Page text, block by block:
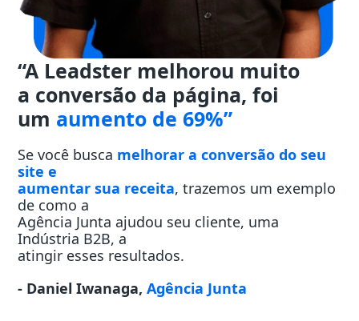
“A Leadster melhorou muito
a conversão da página, foi
um aumento de 69%”
Se você busca melhorar a conversão do seu
site e
aumentar sua receita, trazemos um exemplo
de como a
Agência Junta ajudou seu cliente, uma
Indústria B2B, a
atingir esses resultados.
- Daniel Iwanaga,Agência Junta